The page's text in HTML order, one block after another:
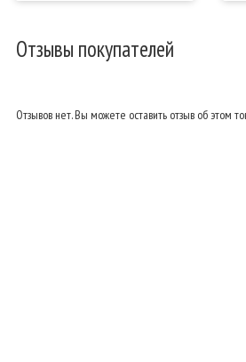
Отзывы покупателей
Отзывов нет. Вы можете оставить отзыв об этом